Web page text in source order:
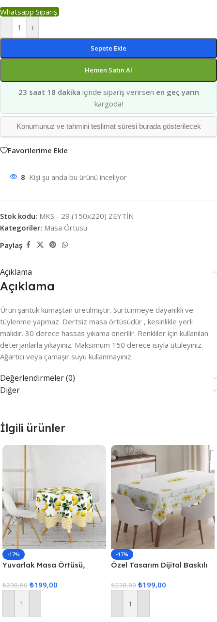
Whatsapp Sipariş
-
+
Sepete Ekle
Hemen Satın Al
23 saat 18 dakika içinde sipariş verirsen en geç yarın
kargoda!
Konumunuz ve tahmini teslimat süresi burada gösterilecek
Favorilerime Ekle
8 Kişi şu anda bu ürünü inceliyor
Stok kodu: MKS - 29 (150x220) ZEYTİN
Kategoriler: Masa Örtüsü
Paylaş
Açıklama
Açıklama
Ürün şantuk kumaştan üretilmiştir. Sürtünmeye dayanıklı ve
tüylenme yapmaz. Dertsiz masa örtüsüdür , kesinlikle yerli
malıdır. 30 derece hassas yıkama önerilir. Renkliler için kullanılan
deterjanlarla yıkayınız. Maksimum 150 derece ısıyla ütüleyiniz.
Ağartıcı veya çamaşır suyu kullanmayınız.
Değerlendirmeler (0)
Diğer
İlgili ürünler
-17%
Yuvarlak Masa Örtüsü,
₺238,80 ₺199,00
Sepete Ekle
-17%
Özel Tasarım Dijital Baskılı
₺238,80 ₺199,00
Sepete Ekle